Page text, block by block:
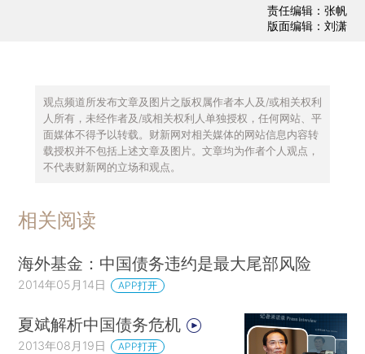
责任编辑：张帆
版面编辑：刘潇
观点频道所发布文章及图片之版权属作者本人及/或相关权利
人所有，未经作者及/或相关权利人单独授权，任何网站、平
面媒体不得予以转载。财新网对相关媒体的网站信息内容转
载授权并不包括上述文章及图片。文章均为作者个人观点，
不代表财新网的立场和观点。
相关阅读
海外基金：中国债务违约是最大尾部风险
2014年05月14日 APP打开
夏斌解析中国债务危机
2013年08月19日 APP打开